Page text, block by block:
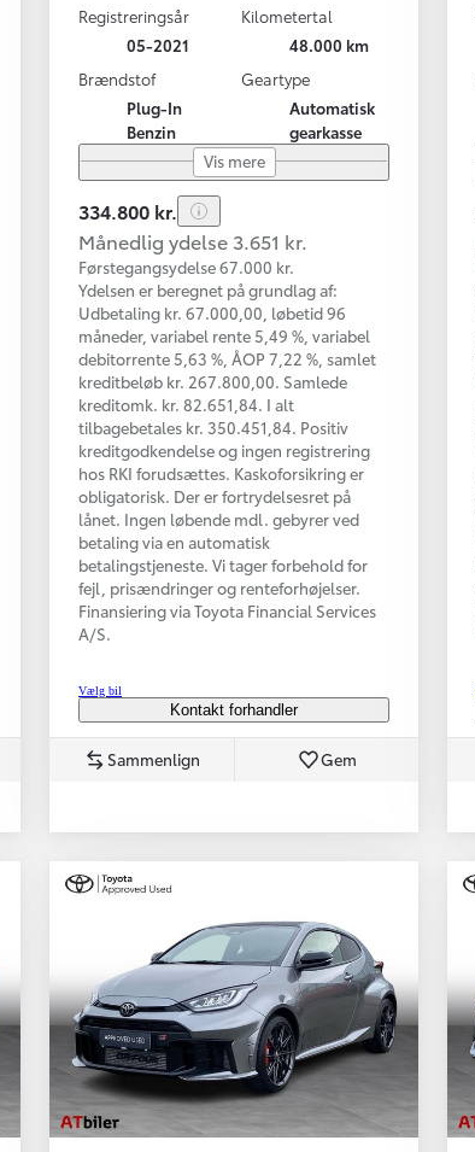
Registreringsår
05-2021
Kilometertal
48.000 km
Brændstof
Plug-In
Benzin
Geartype
Automatisk
gearkasse
Vis mere
334.800 kr.
Månedlig ydelse 3.651 kr.
Førstegangsydelse 67.000 kr.
Ydelsen er beregnet på grundlag af:
Udbetaling kr. 67.000,00, løbetid 96
måneder, variabel rente 5,49 %, variabel
debitorrente 5,63 %, ÅOP 7,22 %, samlet
kreditbeløb kr. 267.800,00. Samlede
kreditomk. kr. 82.651,84. I alt
tilbagebetales kr. 350.451,84. Positiv
kreditgodkendelse og ingen registrering
hos RKI forudsættes. Kaskoforsikring er
obligatorisk. Der er fortrydelsesret på
lånet. Ingen løbende mdl. gebyrer ved
betaling via en automatisk
betalingstjeneste. Vi tager forbehold for
fejl, prisændringer og renteforhøjelser.
Finansiering via Toyota Financial Services
A/S.
Vælg bil
Kontakt forhandler
Sammenlign Gem